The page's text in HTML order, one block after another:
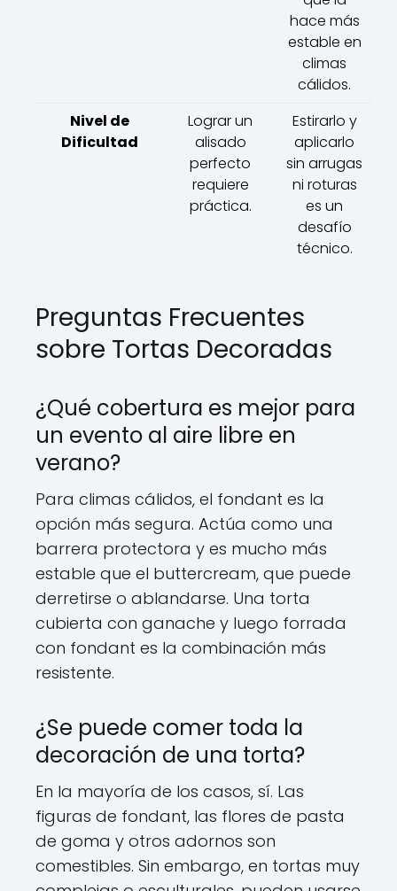
hace más
estable en
climas
cálidos.
Nivel de
Dificultad
Lograr un
alisado
perfecto
requiere
práctica.
Estirarlo y
aplicarlo
sin arrugas
ni roturas
es un
desafío
técnico.
Preguntas Frecuentes
sobre Tortas Decoradas
¿Qué cobertura es mejor para
un evento al aire libre en
verano?
Para climas cálidos, el fondant es la
opción más segura. Actúa como una
barrera protectora y es mucho más
estable que el buttercream, que puede
derretirse o ablandarse. Una torta
cubierta con ganache y luego forrada
con fondant es la combinación más
resistente.
¿Se puede comer toda la
decoración de una torta?
En la mayoría de los casos, sí. Las
figuras de fondant, las flores de pasta
de goma y otros adornos son
comestibles. Sin embargo, en tortas muy